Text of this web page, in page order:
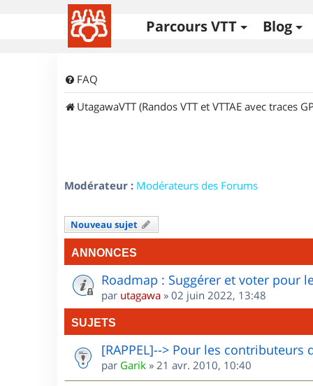
Parcours VTT Blog
FAQ
UtagawaVTT (Randos VTT et VTTAE avec traces
Modérateur : Modérateurs des Forums
Nouveau sujet
ANNONCES
Roadmap : Suggérer et voter pour
par utagawa » 02 juin 2022, 13:48
SUJETS
[RAPPEL]--> Pour les contributeurs
par Garik » 21 avr. 2010, 10:40